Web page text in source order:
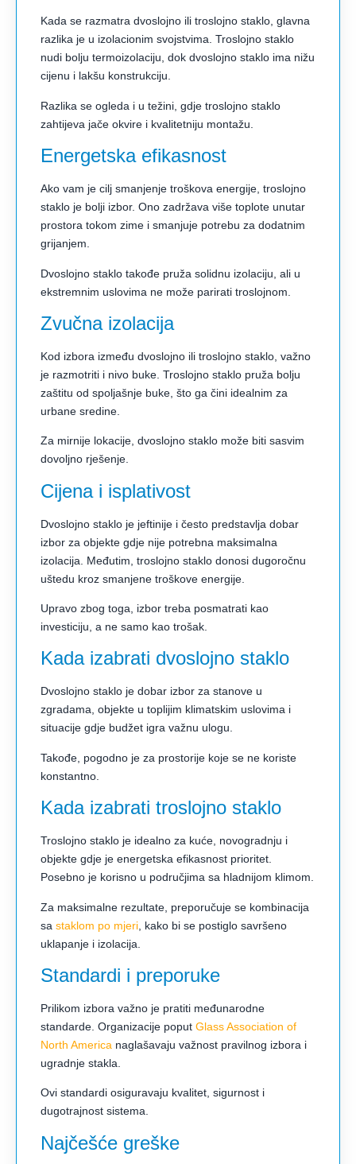
Kada se razmatra dvoslojno ili troslojno staklo, glavna
razlika je u izolacionim svojstvima. Troslojno staklo
nudi bolju termoizolaciju, dok dvoslojno staklo ima nižu
cijenu i lakšu konstrukciju.
Razlika se ogleda i u težini, gdje troslojno staklo
zahtijeva jače okvire i kvalitetniju montažu.
Energetska efikasnost
Ako vam je cilj smanjenje troškova energije, troslojno
staklo je bolji izbor. Ono zadržava više toplote unutar
prostora tokom zime i smanjuje potrebu za dodatnim
grijanjem.
Dvoslojno staklo takođe pruža solidnu izolaciju, ali u
ekstremnim uslovima ne može parirati troslojnom.
Zvučna izolacija
Kod izbora između dvoslojno ili troslojno staklo, važno
je razmotriti i nivo buke. Troslojno staklo pruža bolju
zaštitu od spoljašnje buke, što ga čini idealnim za
urbane sredine.
Za mirnije lokacije, dvoslojno staklo može biti sasvim
dovoljno rješenje.
Cijena i isplativost
Dvoslojno staklo je jeftinije i često predstavlja dobar
izbor za objekte gdje nije potrebna maksimalna
izolacija. Međutim, troslojno staklo donosi dugoročnu
uštedu kroz smanjene troškove energije.
Upravo zbog toga, izbor treba posmatrati kao
investiciju, a ne samo kao trošak.
Kada izabrati dvoslojno staklo
Dvoslojno staklo je dobar izbor za stanove u
zgradama, objekte u toplijim klimatskim uslovima i
situacije gdje budžet igra važnu ulogu.
Takođe, pogodno je za prostorije koje se ne koriste
konstantno.
Kada izabrati troslojno staklo
Troslojno staklo je idealno za kuće, novogradnju i
objekte gdje je energetska efikasnost prioritet.
Posebno je korisno u područjima sa hladnijom klimom.
Za maksimalne rezultate, preporučuje se kombinacija
sa staklom po mjeri , kako bi se postiglo savršeno
uklapanje i izolacija.
Standardi i preporuke
Prilikom izbora važno je pratiti međunarodne
standarde. Organizacije poput Glass Association of
North America naglašavaju važnost pravilnog izbora i
ugradnje stakla.
Ovi standardi osiguravaju kvalitet, sigurnost i
dugotrajnost sistema.
Najčešće greške